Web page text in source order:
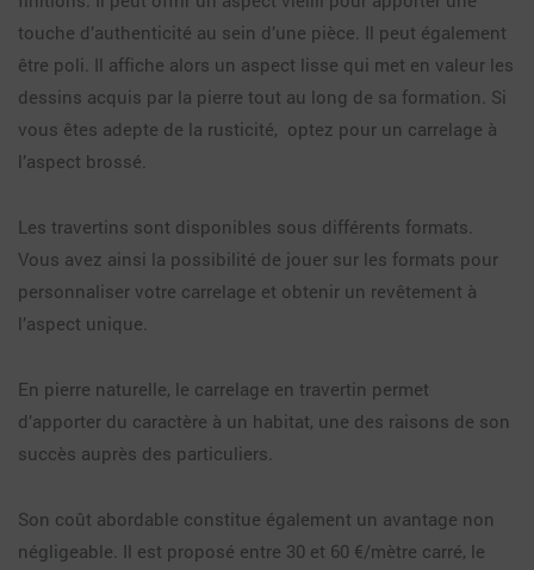
touche d’authenticité au sein d’une pièce. Il peut également
être poli. Il affiche alors un aspect lisse qui met en valeur les
dessins acquis par la pierre tout au long de sa formation. Si
vous êtes adepte de la rusticité, optez pour un carrelage à
l’aspect brossé.
Les travertins sont disponibles sous différents formats.
Vous avez ainsi la possibilité de jouer sur les formats pour
personnaliser votre carrelage et obtenir un revêtement à
l’aspect unique.
En pierre naturelle, le carrelage en travertin permet
d’apporter du caractère à un habitat, une des raisons de son
succès auprès des particuliers.
Son coût abordable constitue également un avantage non
négligeable. Il est proposé entre 30 et 60 €/mètre carré, le